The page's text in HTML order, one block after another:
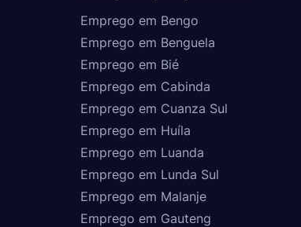
Emprego em Bengo
Emprego em Benguela
Emprego em Bié
Emprego em Cabinda
Emprego em Cuanza Sul
Emprego em Huíla
Emprego em Luanda
Emprego em Lunda Sul
Emprego em Malanje
Emprego em Gauteng